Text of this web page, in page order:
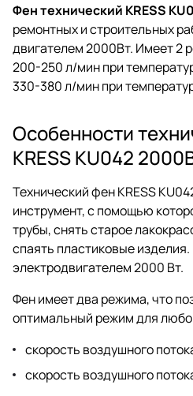
Фен технический KRESS
ремонтных и строительных
двигателем 2000Вт. Имеет 2
200-250 л/мин при
330-380 л/мин при
Особенности
KRESS KU042
Технический фен KRESS
инструмент, с помощью
трубы, снять старое
спаять пластиковые
электродвигателем 2000 Вт.
Фен имеет два режима, что
оптимальный режим для
скорость воздушного
скорость воздушного